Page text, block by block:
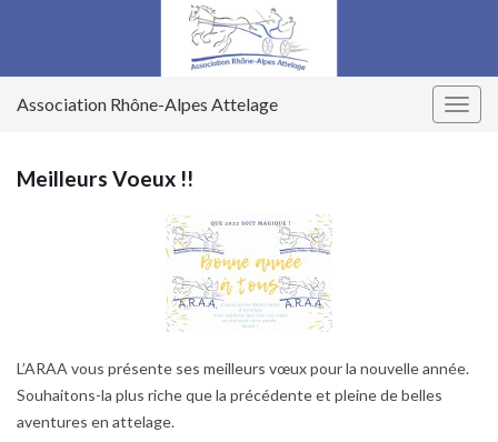
Association Rhône-Alpes Attelage
Meilleurs Voeux !!
L’ARAA vous présente ses meilleurs vœux pour la nouvelle année.
Souhaitons-la plus riche que la précédente et pleine de belles
aventures en attelage.